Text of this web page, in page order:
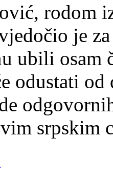
rodom
je
ubili osam
odustati